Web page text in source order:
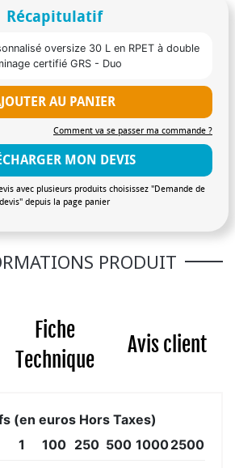
Récapitulatif
oversize 30 L en RPET à double
certifié GRS - Duo
AU PANIER
Comment va se passer ma commande ?
MON DEVIS
avec plusieurs produits choisissez "Demande de
devis" depuis la page panier
PRODUIT
Fiche
Technique
Avis client
(en euros Hors Taxes)
1 100 250 500 10002500